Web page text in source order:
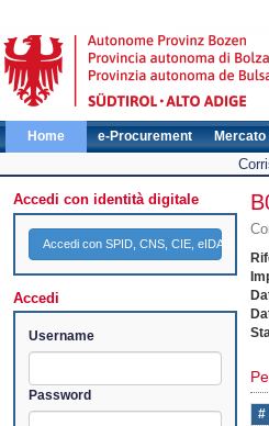
Home e-Procurement
Accedi con identità digitale
Accedi con SPID, CNS, CIE, eIDAS
Accedi
Username
Password
#